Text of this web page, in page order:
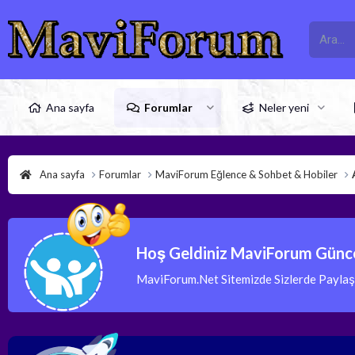
Ana sayfa Forumlar Neler yeni
Ana sayfa Forumlar MaviForum Eğlence & Sohbet & Hobiler
Hoş Geldiniz MaviForum
MaviForum.Net Sitemizde Sizlerde